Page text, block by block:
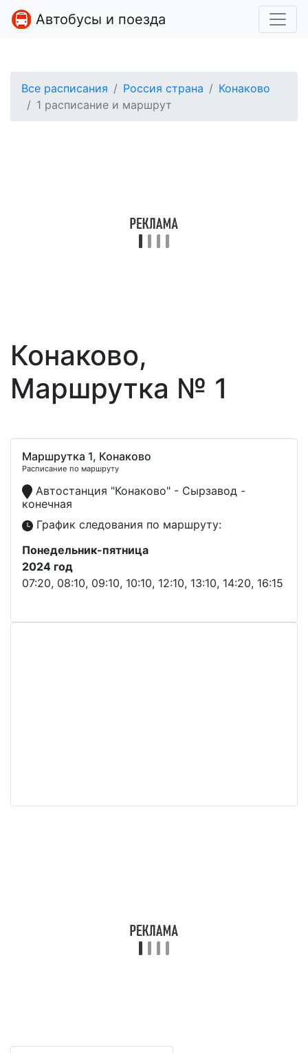
Автобусы и поезда
Все расписания Россия страна
Конаково
1 расписание и маршрут
Конаково,
Маршрутка № 1
Маршрутка 1, Конаково
Расписание по маршруту
Автостанция "Конаково" - Сырзавод -
конечная
График следования по маршруту:
Понедельник-пятница
2024 год
07:20, 08:10, 09:10, 10:10, 12:10, 13:10, 14:20, 16:15